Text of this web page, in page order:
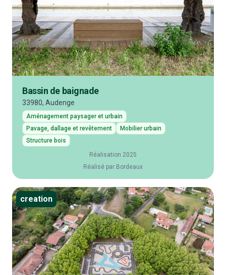
Bassin de baignade
33980, Audenge
Aménagement paysager et urbain
Pavage, dallage et revêtement
Mobilier urbain
Structure bois
Réalisation 2025
Réalisé par Bordeaux
creation